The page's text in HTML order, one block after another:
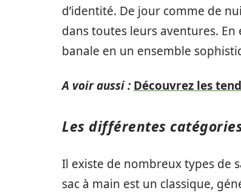
d’identité. De jour comme de
dans toutes leurs aventures.
banale en un ensemble
A voir aussi : Découvrez les
Les différentes
Il existe de nombreux types de
sac à main est un classique,